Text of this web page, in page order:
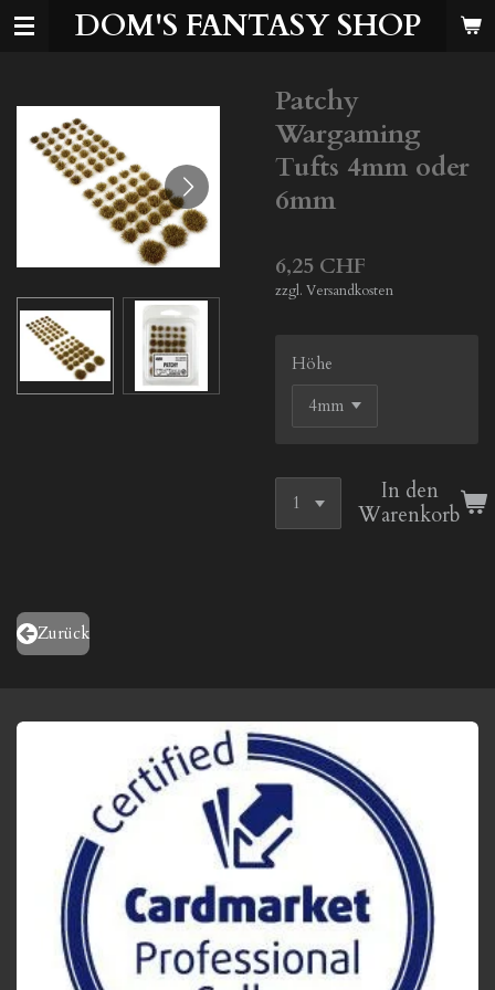
Zum
DOM'S FANTASY SHOP
Patchy
Wargaming
Tufts 4mm oder
6mm
6,25 CHF
zzgl. Versandkosten
Höhe
In den
Warenkorb
Zurück